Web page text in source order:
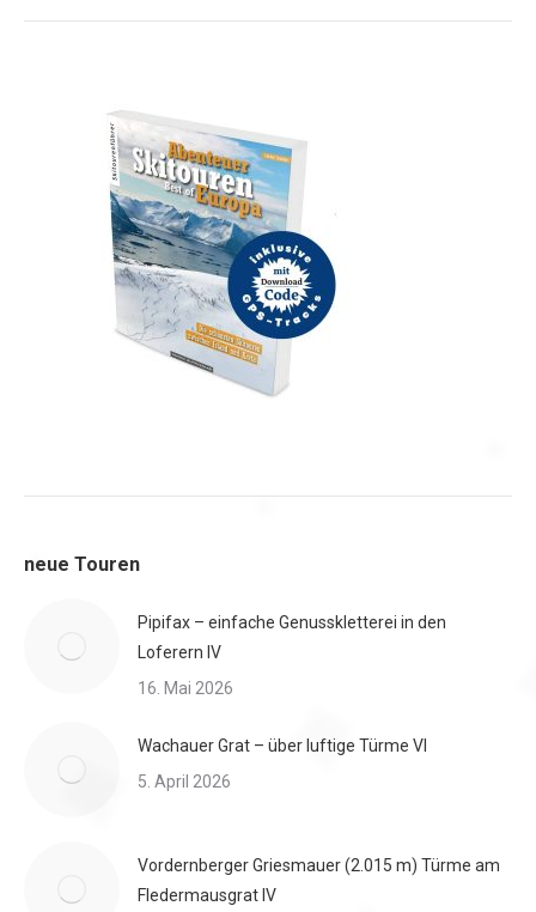
neue Touren
Pipifax – einfache Genusskletterei in den
Loferern IV
16. Mai 2026
Wachauer Grat – über luftige Türme VI
5. April 2026
Vordernberger Griesmauer (2.015 m) Türme am
Fledermausgrat IV